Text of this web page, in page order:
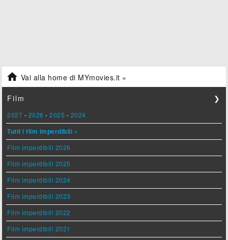
 Vai alla home di MYmovies.it »
Film ❯
2027 - 2026 -2025 - 2024
Tutti i film imperdibili »
Film imperdibili 2026
Film imperdibili 2025
Film imperdibili 2024
Film imperdibili 2023
Film imperdibili 2022
Film imperdibili 2021